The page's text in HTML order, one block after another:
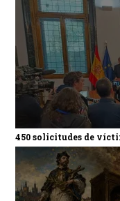
450 solicitudes de